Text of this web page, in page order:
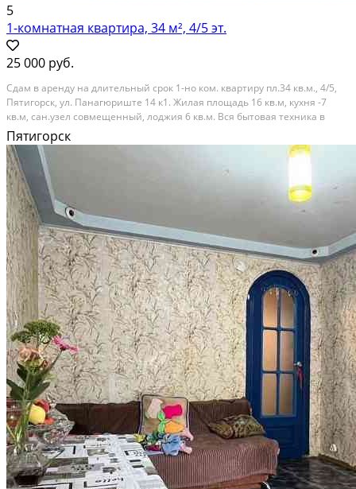
5
1-комнатная квартира, 34 м², 4/5 эт.
25 000 руб.
Сдам в аренду на длительный срок 1-но ком. квартиру пл.34 кв.м., 4/5,
Пятигорск, ул. Панагюриште 14 к1. Жилая площадь 16 кв.м, кухня -7
кв.м, сан.узел совмещенный, лоджия 6 кв.м. Вся бытовая техника в
наличии (телевизор, холодильник, стиральная машина, пылесос),
кондиционер. Рядом вся...
Аренда на длительный срок; Общая площадь: 34 м²; Бытовая техника:
Плита, Холодильник, Стиральная машина, Фен, Утюг; Комиссия: 100%;
Залог: 1 месяц
Пятигорск